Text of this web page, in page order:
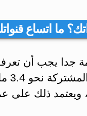
ما اتساع
جدا يجب أن
ويعتمد ذلك